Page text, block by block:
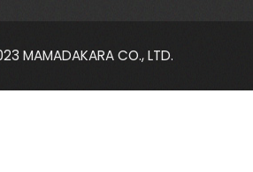
MAMADAKARA CO., LTD.